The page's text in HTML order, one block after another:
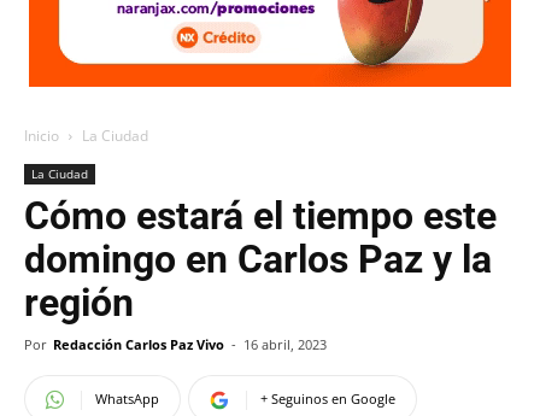
Inicio La Ciudad
La Ciudad
Cómo estará el tiempo este
domingo en Carlos Paz y la
región
Por Redacción Carlos Paz Vivo - 16 abril, 2023
WhatsApp + Seguinos en Google